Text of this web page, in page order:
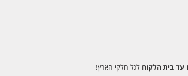
עד בית הלקוח לכל חלקי הארץ!